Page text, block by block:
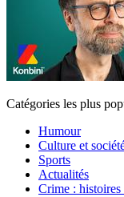
Catégories les plus
Humour
Culture et
Sports
Actualités
Crime : histoires